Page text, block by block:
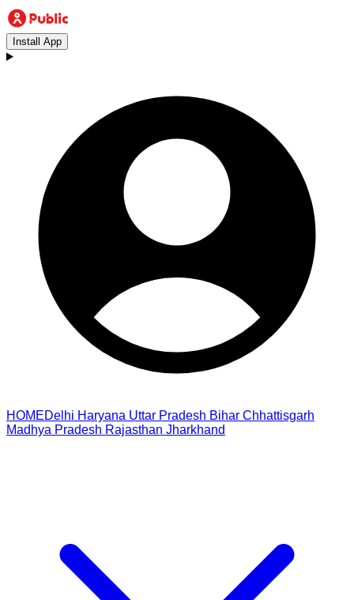
Install App
HOMEDelhi Haryana Uttar Pradesh Bihar Chhattisgarh
Madhya Pradesh Rajasthan Jharkhand